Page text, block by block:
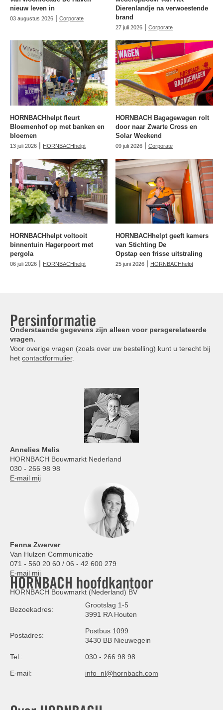
nieuw leven in
03 augustus 2026 | Corporate
Dierenlandje na verwoestende
brand
27 juli 2026 | Corporate
HORNBACHhelpt fleurt
Bloemenhof op met banken en
bloemen
13 juli 2026 | HORNBACHhelpt
HORNBACH Bagagewagen rolt
door naar Zwarte Cross en
Solar Weekend
09 juli 2026 | Corporate
HORNBACHhelpt voltooit
binnentuin Hagerpoort met
pergola
06 juli 2026 | HORNBACHhelpt
HORNBACHhelpt geeft kamers
van Stichting De
Opstap een frisse uitstraling
25 juni 2026 | HORNBACHhelpt
Persinformatie
Onderstaande gegevens zijn alleen voor persgerelateerde
vragen.
Voor overige vragen (zoals over uw bestelling) kunt u terecht bij
het contactformulier.
Annelies Melis
HORNBACH Bouwmarkt Nederland
030 - 266 98 98
E-mail mij
Fenna Zwerver
Van Hulzen Communicatie
071 - 560 20 60 / 06 - 42 600 279
E-mail mij
HORNBACH hoofdkantoor
HORNBACH Bouwmarkt (Nederland) BV
Bezoekadres:
Grootslag 1-5
3991 RA Houten
Postadres:
Postbus 1099
3430 BB Nieuwegein
Tel.: 030 - 266 98 98
E-mail: info_nl@hornbach.com